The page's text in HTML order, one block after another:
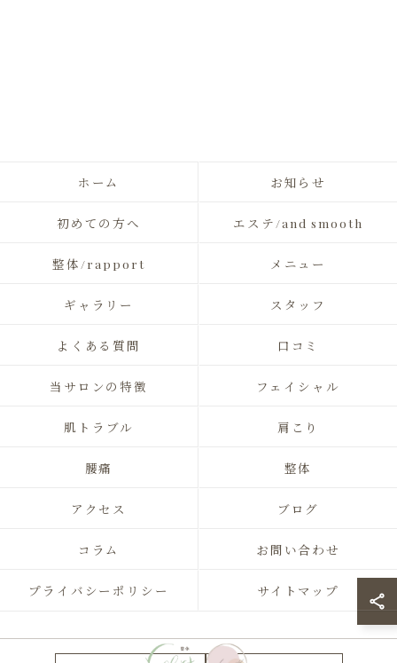
ホーム お知らせ
初めての方へ エステ/and smooth
整体/rapport メニュー
ギャラリー スタッフ
よくある質問 口コミ
当サロンの特徴 フェイシャル
肌トラブル 肩こり
腰痛 整体
アクセス ブログ
コラム お問い合わせ
プライバシーポリシー サイトマップ